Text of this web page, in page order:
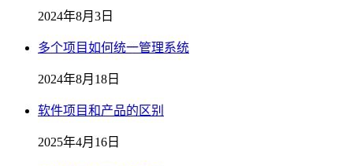
2024年8月3日
多个项目如何统一管理系统
2024年8月18日
软件项目和产品的区别
2025年4月16日